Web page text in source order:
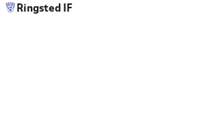
Ringsted IF